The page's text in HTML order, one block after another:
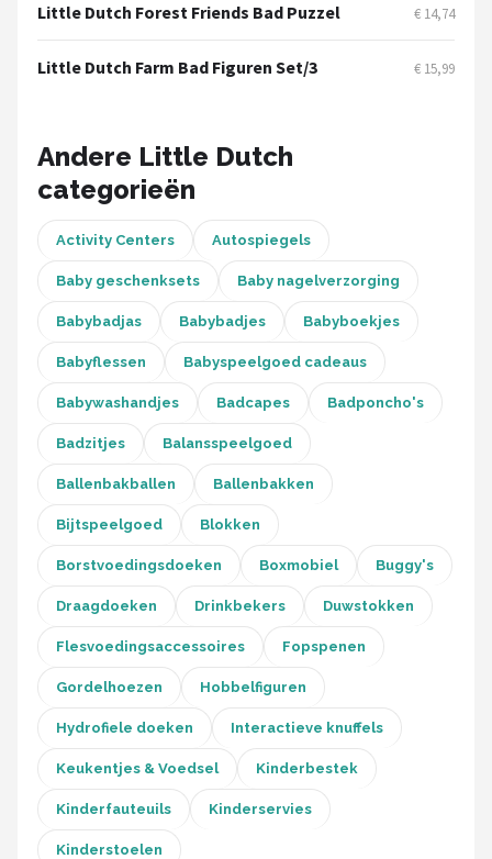
Stokke
Funnies.
Alle merken →
Little Dutch Forest Friends Bad Puzzel € 14,74
Little Dutch Farm Bad Figuren Set/3 € 15,99
Andere Little Dutch
categorieën
Activity Centers Autospiegels
Baby geschenksets Baby nagelverzorging
Babybadjas Babybadjes Babyboekjes
Babyflessen Babyspeelgoed cadeaus
Babywashandjes Badcapes Badponcho's
Badzitjes Balansspeelgoed
Ballenbakballen Ballenbakken
Bijtspeelgoed Blokken
Borstvoedingsdoeken Boxmobiel Buggy's
Draagdoeken Drinkbekers Duwstokken
Flesvoedingsaccessoires Fopspenen
Gordelhoezen Hobbelfiguren
Hydrofiele doeken Interactieve knuffels
Keukentjes & Voedsel Kinderbestek
Kinderfauteuils Kinderservies
Kinderstoelen